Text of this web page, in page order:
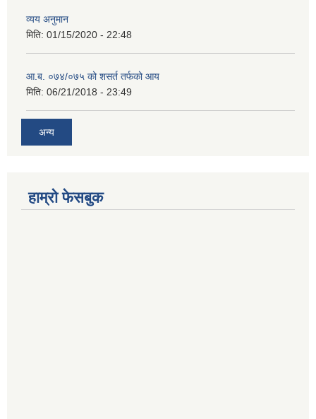
व्यय अनुमान
मिति: 01/15/2020 - 22:48
आ.ब. ०७४/०७५ को शसर्त तर्फको आय
मिति: 06/21/2018 - 23:49
अन्य
हाम्रो फेसबुक